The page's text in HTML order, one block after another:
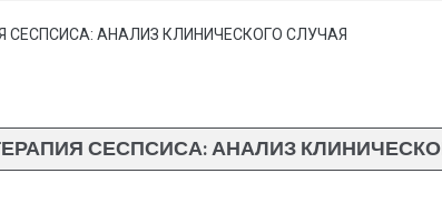
СЕСПСИСА: АНАЛИЗ КЛИНИЧЕСКОГО СЛУЧАЯ
СЕСПСИСА: АНАЛИЗ